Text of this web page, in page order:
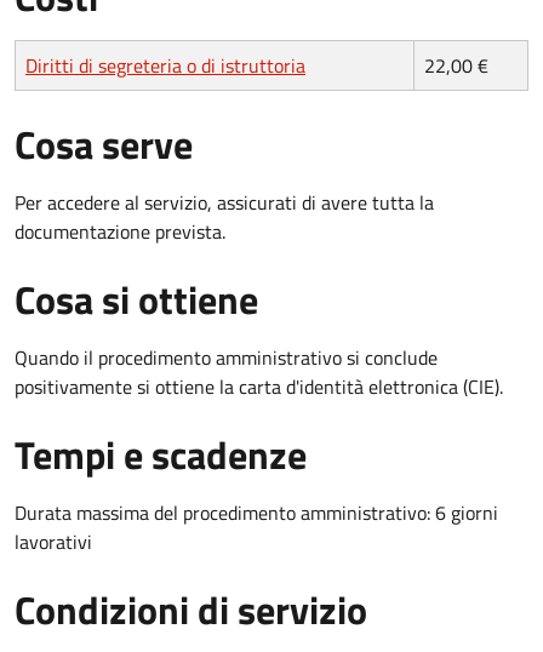
Diritti di segreteria o di istruttoria 22,00 €
Cosa serve
Per accedere al servizio, assicurati di avere tutta la
documentazione prevista.
Cosa si ottiene
Quando il procedimento amministrativo si conclude
positivamente si ottiene la carta d'identità elettronica (CIE).
Tempi e scadenze
Durata massima del procedimento amministrativo: 6 giorni
lavorativi
Condizioni di servizio